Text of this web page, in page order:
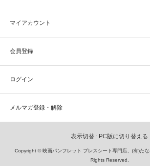
マイアカウント
会員登録
ログイン
メルマガ登録・解除
表示切替 : PC版に切り替える
Copyright © 映画パンフレット プレスシート専門店、(有)た
Rights Reserved.